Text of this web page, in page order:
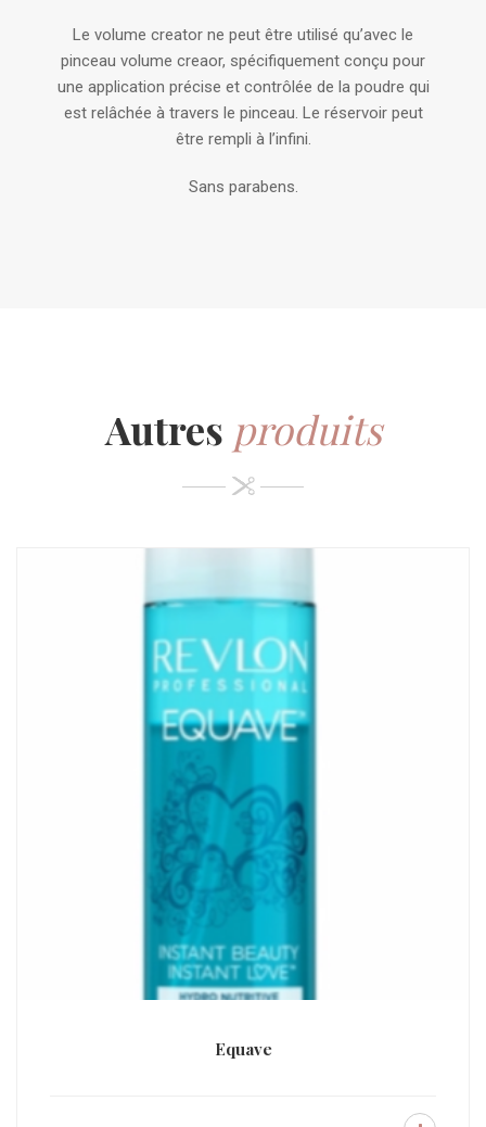
Le volume creator ne peut être utilisé qu’avec le
pinceau volume creaor, spécifiquement conçu pour
une application précise et contrôlée de la poudre qui
est relâchée à travers le pinceau. Le réservoir peut
être rempli à l’infini.
Sans parabens.
Autres produits
Equave